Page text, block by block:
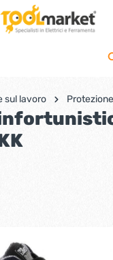
sul lavoro